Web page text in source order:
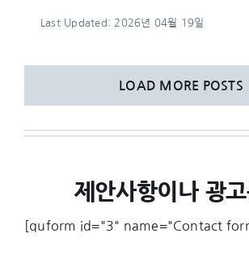
Last Updated: 2026년 04월 19일
LOAD MORE POSTS
제안사항이나 광고
[quform id="3" name="Contact